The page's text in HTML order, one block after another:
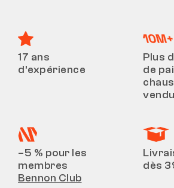
17 ans
d’expérience
Plus
de
–5 % pour les
membres
Bennon Club
dès